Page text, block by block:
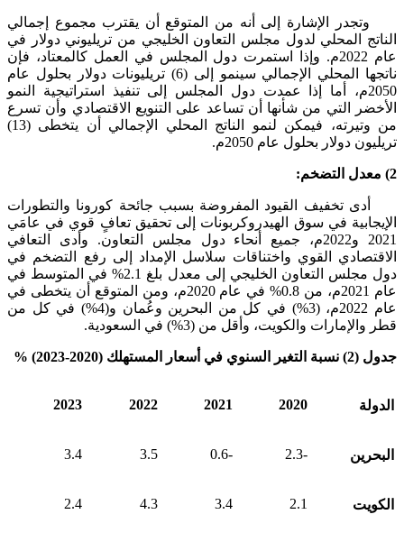
وتجدر الإشارة إلى أنه من المتوقع أن يقترب مجموع إجمالي
الناتج المحلي لدول مجلس التعاون الخليجي من تريليوني دولار في
عام 2022م. وإذا استمرت دول المجلس في العمل كالمعتاد، فإن
ناتجها المحلي الإجمالي سينمو إلى (6) تريليونات دولار بحلول عام
2050م، أما إذا عمدت دول المجلس إلى تنفيذ استراتيجية النمو
الأخضر التي من شأنها أن تساعد على التنويع الاقتصادي وأن تسرع
من وتيرته، فيمكن لنمو الناتج المحلي الإجمالي أن يتخطى (13)
تريليون دولار بحلول عام 2050م.
2) معدل التضخم:
أدى تخفيف القيود المفروضة بسبب جائحة كورونا والتطورات
الإيجابية في سوق الهيدروكربونات إلى تحقيق تعافٍ قوي في عامَي
2021 و2022م، جميع أنحاء دول مجلس التعاون. وأدى التعافي
الاقتصادي القوي واختناقات سلاسل الإمداد إلى رفع التضخم في
دول مجلس التعاون الخليجي إلى معدل بلغ 2.1% في المتوسط في
عام 2021م، من 0.8% في عام 2020م، ومن المتوقع أن يتخطى في
عام 2022م، (3%) في كل من البحرين وعُمان و(4%) في كل من
قطر والإمارات والكويت، وأقل من (3%) في السعودية.
جدول (2) نسبة التغير السنوي في أسعار المستهلك (2020-2023) %
الدولة 2020
2021
2022
2023
البحرين -2.3
-0.6
3.5
3.4
الكويت 2.1
3.4
4.3
2.4